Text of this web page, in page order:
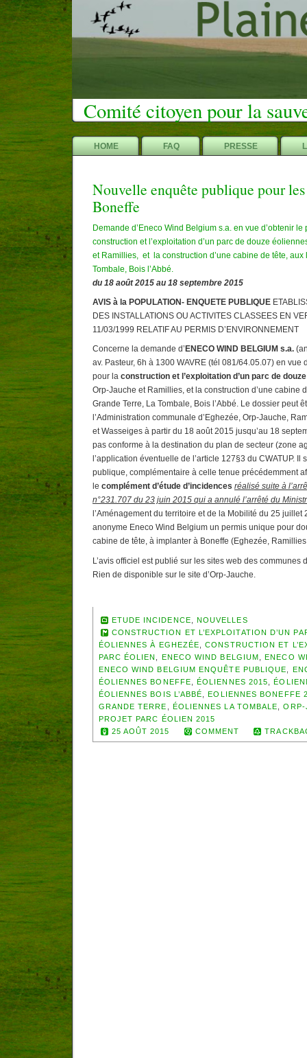
Comité citoyen pour la
HOME FAQ PRESSE
Nouvelle enquête publique pour
Boneffe
Demande d’Eneco Wind Belgium s.a. en vue d’obtenir
construction et l’exploitation d’un parc de douze
et Ramillies, et la construction d’une cabine de tête, aux
Tombale, Bois l’Abbé.
du 18 août 2015 au 18 septembre 2015
AVIS à la POPULATION- ENQUETE PUBLIQUE
DES INSTALLATIONS OU ACTIVITES CLASSEES EN
11/03/1999 RELATIF AU PERMIS D’ENVIRONNEMENT
Concerne la demande d’ ENECO WIND BELGIUM s.a.
av. Pasteur, 6h à 1300 WAVRE (tél 081/64.05.07) en vue
pour la construction et l’exploitation d’un parc de
Orp-Jauche et Ramillies, et la construction d’une cabine
Grande Terre, La Tombale, Bois l’Abbé. Le dossier peut
l’Administration communale d’Eghezée, Orp-Jauche,
et Wasseiges à partir du 18 août 2015 jusqu’au 18
pas conforme à la destination du plan de secteur (zone
l’application éventuelle de l’article 127§3 du CWATUP. Il
publique, complémentaire à celle tenue précédemment
le complément d’étude d’incidences réalisé suite à
n°231.707 du 23 juin 2015 qui a annulé l’arrêté du
l’Aménagement du territoire et de la Mobilité du 25
anonyme Eneco Wind Belgium un permis unique pour
cabine de tête, à implanter à Boneffe (Eghezée,
L’avis officiel est publié sur les sites web des communes
Rien de disponible sur le site d’Orp-Jauche.
ETUDE INCIDENCE
NOUVELLES
CONSTRUCTION ET L’EXPLOITATION D’UN
ÉOLIENNES À EGHEZÉE ,CONSTRUCTION ET
PARC ÉOLIEN
ENECO WIND BELGIUM
ENECO
ENECO WIND BELGIUM ENQUÊTE PUBLIQUE
ÉOLIENNES BONEFFE
ÉOLIENNES 2015
ÉOLIENNES BOIS L’ABBÉ
EOLIENNES BONEFFE
GRANDE TERRE
ÉOLIENNES LA TOMBALE ,ORP-
PROJET PARC ÉOLIEN 2015
25 AOÛT 2015
COMMENT